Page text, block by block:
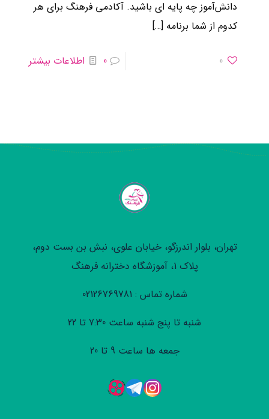
دانش‌آموز چه پایه‌ ای باشید. آکادمی فرهنگ برای هر
کدوم از شما برنامه‌ […]
0
0 اطلاعات بیشتر
تهران، بلوار اندرزگو، خیابان علوی، نبش بن بست دوم،
پلاک 1، آموزشگاه دخترانه فرهنگ
شماره تماس : 02126769781
شنبه تا پنج شنبه ساعت 7:30 تا 22
جمعه ها ساعت 9 تا 20